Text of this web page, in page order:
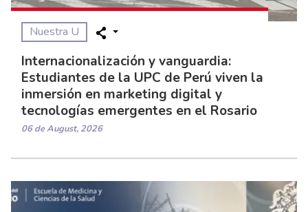
Nuestra U
Internacionalización y vanguardia:
Estudiantes de la UPC de Perú viven la
inmersión en marketing digital y
tecnologías emergentes en el Rosario
06 de August, 2026